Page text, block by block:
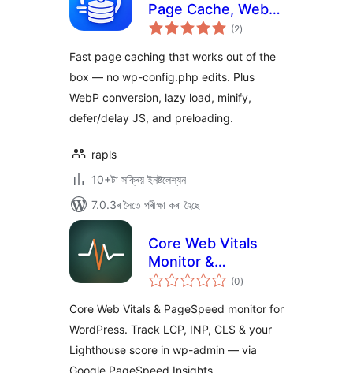
Page Cache, WebP,
Lazy Load, Minify,
(Zero Config)
(2টা
মুঠ)
Fast page caching that works out of the
box — no wp-config.php edits. Plus
WebP conversion, lazy load, minify,
defer/delay JS, and preloading.
rapls
10+টা সক্ৰিয় ইনষ্টলেশ্যন
7.0.3ৰ সৈতে পৰীক্ষা কৰা হৈছে
Core Web Vitals
Monitor &
PageSpeed
Pulse
(0টা
মুঠ)
Core Web Vitals & PageSpeed monitor for
WordPress. Track LCP, INP, CLS & your
Lighthouse score in wp-admin — via
Google PageSpeed Insights.